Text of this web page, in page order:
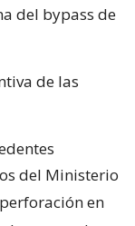
del bypass de
de las
del Ministerio
en